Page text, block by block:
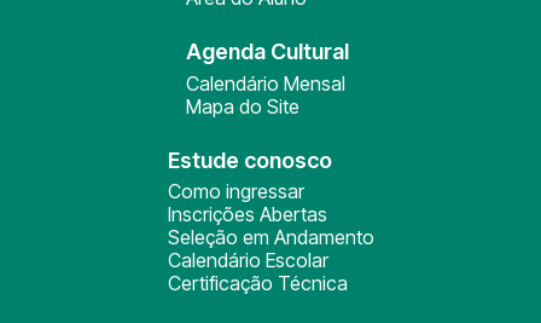
Agenda Cultural
Calendário Mensal
Mapa do Site
Estude conosco
Como ingressar
Inscrições Abertas
Seleção em Andamento
Calendário Escolar
Certificação Técnica